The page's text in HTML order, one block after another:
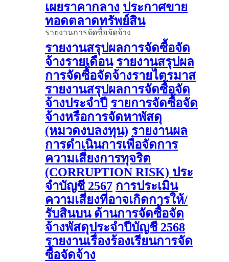
เผยราคากลาง ประกาศขาย
ทอดตลาดทรัพย์สิน
รายงานการจัดซื้อจัดจ้าง
รายงานสรุปผลการจัดซื้อจัด
จ้างรายเดือน รายงานสรุปผล
การจัดซื้อจัดจ้างรายไตรมาส
รายงานสรุปผลการจัดซื้อจัด
จ้างประจำปี รายการจัดซื้อจัด
จ้างหรือการจัดหาพัสดุ
(หมวดงบลงทุน) รายงานผล
การดําเนินการเพื่อจัดการ
ความเสี่ยงการทุจริต
(CORRUPTION RISK) ประ
จําบัญชี 2567 การประเมิน
ความเสี่ยงที่อาจเกิดการให้/
รับสินบน ด้านการจัดซื้อจัด
จ้างพัสดุประจําปีบัญชี 2568
รายงานเรื่องร้องเรียนการจัด
ซื้อจัดจ้าง